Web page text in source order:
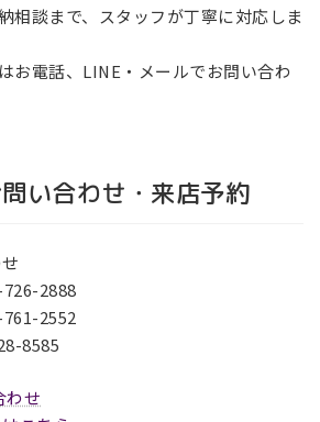
相談まで、スタッフが丁寧に対応しま
お電話、LINE・メールでお問い合わ
い合わせ・来店予約
2888
2552
8585
わせ